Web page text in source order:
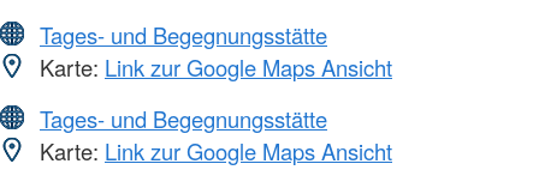
Tages- und Begegnungsstätte
Karte: Link zur Google Maps Ansicht
Tages- und Begegnungsstätte
Karte: Link zur Google Maps Ansicht